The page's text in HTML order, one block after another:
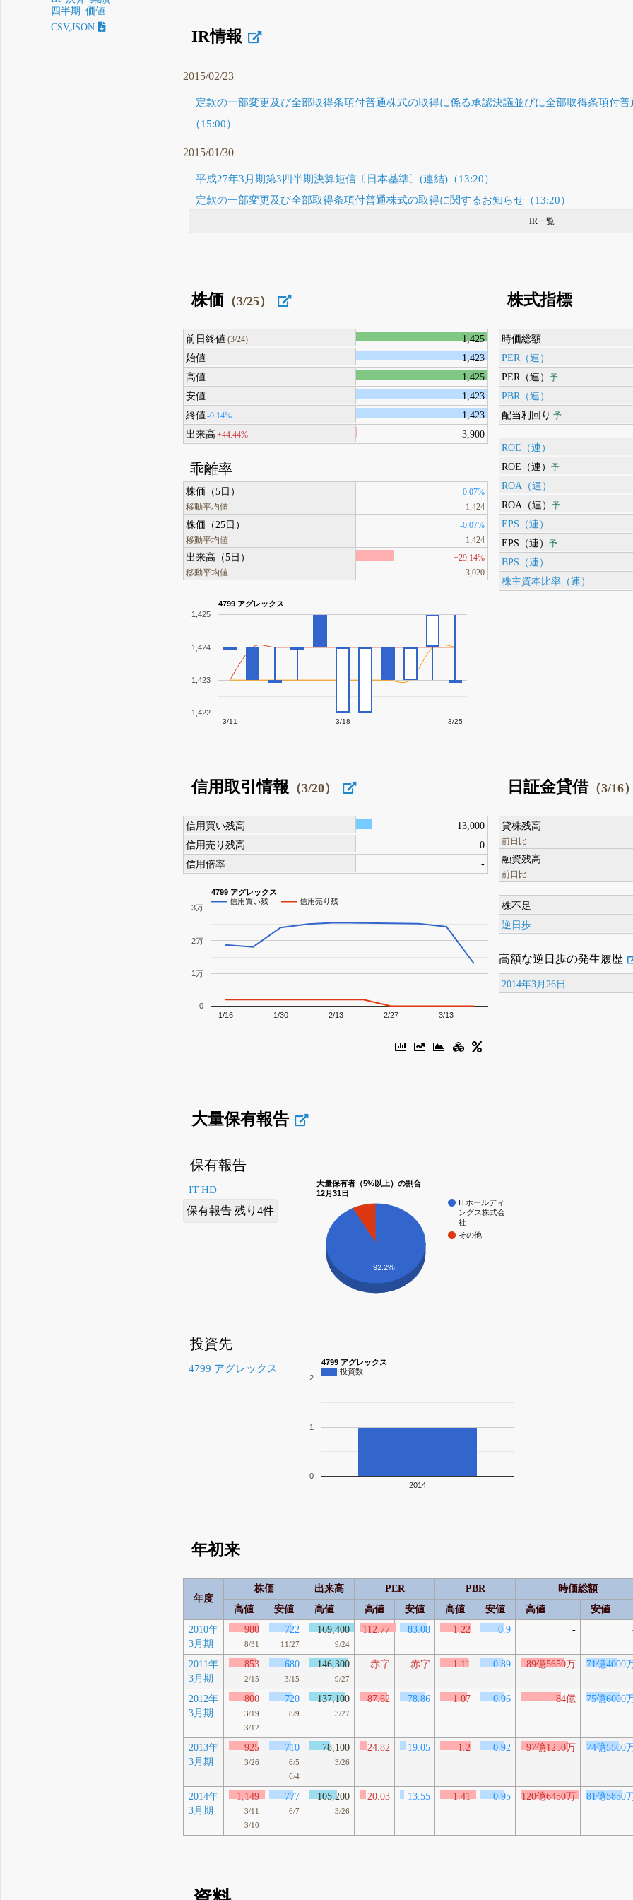
四半期 価値
CSV,JSON
IR情報
2015/02/23
定款の一部変更及び全部取得条項付普通株式の取得に係る承認決議並びに全部取得条項付
（15:00）
2015/01/30
平成27年3月期第3四半期決算短信〔日本基準〕(連結)（13:20）
定款の一部変更及び全部取得条項付普通株式の取得に関するお知らせ（13:20）
IR一覧
株価 （3/25）
前日終値 (3/24)
1,425
始値
1,423
高値
1,425
安値
1,423
終値 -0.14%
1,423
出来高 +44.44% 3,900
乖離率
株価（5日）
移動平均値
-0.07%
1,424
株価（25日）
移動平均値
-0.07%
1,424
出来高（5日）
移動平均値
+29.14%
3,020
4799 アグレックス
3/11 3/18 3/25
1,422
1,423
1,424
1,425
株式指標
時価総額
PER（連）
PER（連）予
PBR（連）
配当利回り 予
ROE（連）
ROE（連）予
ROA（連）
ROA（連）予
EPS（連）
EPS（連）予
BPS（連）
株主資本比率（連）
信用取引情報 （3/20）
信用買い残高
13,000
信用売り残高
0
信用倍率
-
4799 アグレックス
信用買い残
信用売り残
1/16 1/30 2/13 2/27 3/13
0
1万
2万
3万
日証金貸借（3/16）
貸株残高
前日比
融資残高
前日比
株不足
逆日歩
高額な逆日歩の発生履歴
2014年3月26日
大量保有報告
保有報告
IT HD
保有報告 残り4件
大量保有者（5%以上）の割合
12月31日
ITホールディ
ングス株式会
社
その他
92.2%
投資先
4799 アグレックス
4799 アグレックス
投資数
2014
0
1
2
年初来
年度
株価 出来高 PER PBR
時価総額
高値
安値 高値 高値 安値 高値 安値 高値
安値
2010年
3月期
980
8/31
722
11/27
169,400
9/24
112.77 83.08 1.22 0.9 -
2011年
3月期
853
2/15
680
3/15
146,300
9/27
赤字 赤字 1.11 0.89 89億5650万 71億4000
2012年
3月期
800
3/19
3/12
720
8/9
137,100
3/27
87.62 78.86 1.07 0.96 84億 75億6000
2013年
3月期
925
3/26
710
6/5
6/4
78,100
3/26
24.82 19.05 1.2 0.92 97億1250万 74億5500
2014年
3月期
1,149
3/11
3/10
777
6/7
105,200
3/26
20.03 13.55 1.41 0.95 120億6450万 81億5850